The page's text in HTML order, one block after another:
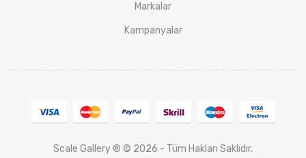
Markalar
Kampanyalar
Scale Gallery ® © 2026 - Tüm Hakları Saklıdır.